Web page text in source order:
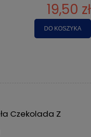
19,50 zł
DO KOSZYKA
Czekolada Z